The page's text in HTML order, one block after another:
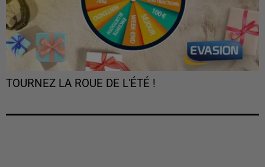
TOURNEZ LA ROUE DE L'ÉTÉ !